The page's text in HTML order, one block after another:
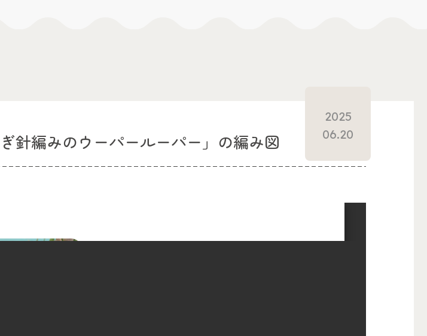
針編みのウーパールーパー」の編み図
2025
06.20